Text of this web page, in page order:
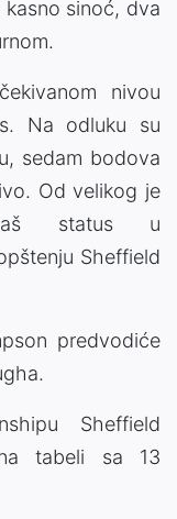
sinoć, dva
nivou
Na odluku su
sedam bodova
Od velikog je
status u
Sheffield
predvodiće
Sheffield
tabeli sa 13